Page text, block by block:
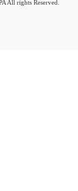
All rights Reserved.